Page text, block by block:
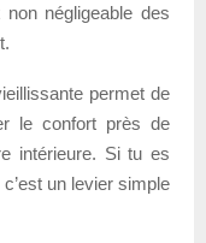
négligeable des
permet de
le confort près de
intérieure. Si tu es
un levier simple